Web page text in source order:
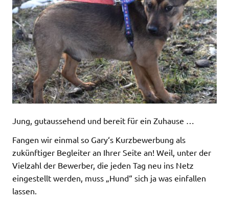
Jung, gutaussehend und bereit für ein Zuhause …
Fangen wir einmal so Gary‘s Kurzbewerbung als
zukünftiger Begleiter an Ihrer Seite an! Weil, unter der
Vielzahl der Bewerber, die jeden Tag neu ins Netz
eingestellt werden, muss „Hund“ sich ja was einfallen
lassen.